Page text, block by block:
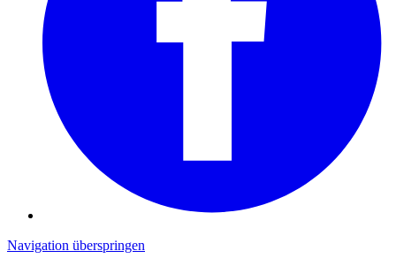
Navigation überspringen